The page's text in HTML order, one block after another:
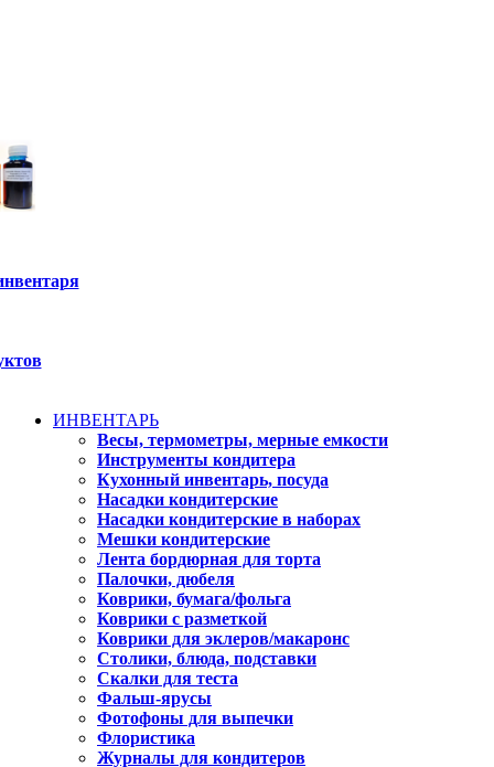
ИНВЕНТАРЬ
Весы, термометры, мерные емкости
Инструменты кондитера
Кухонный инвентарь, посуда
Насадки кондитерские
Насадки кондитерские в наборах
Мешки кондитерские
Лента бордюрная для торта
Палочки, дюбеля
Коврики, бумага/фольга
Коврики с разметкой
Коврики для эклеров/макаронс
Столики, блюда, подставки
Скалки для теста
Фальш-ярусы
Фотофоны для выпечки
Флористика
Журналы для кондитеров